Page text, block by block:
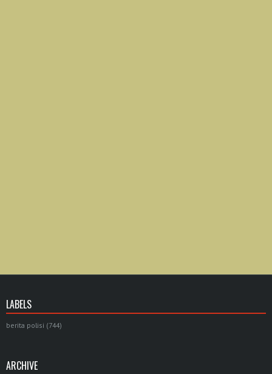
LABELS
berita polisi (744)
ARCHIVE